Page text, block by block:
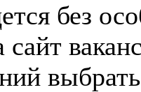
без
сайт